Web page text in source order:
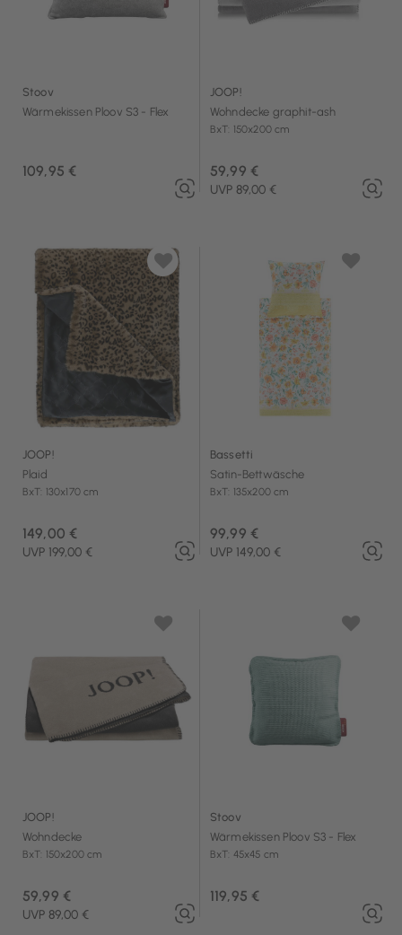
Stoov
Wärmekissen Ploov S3 - Flex
109,95 €
JOOP!
Wohndecke graphit-ash
BxT: 150x200 cm
59,99 €
UVP 89,00 €
JOOP!
Plaid
BxT: 130x170 cm
149,00 €
UVP 199,00 €
Bassetti
Satin-Bettwäsche
BxT: 135x200 cm
99,99 €
UVP 149,00 €
JOOP!
Wohndecke
BxT: 150x200 cm
59,99 €
UVP 89,00 €
Stoov
Wärmekissen Ploov S3 - Flex
BxT: 45x45 cm
119,95 €